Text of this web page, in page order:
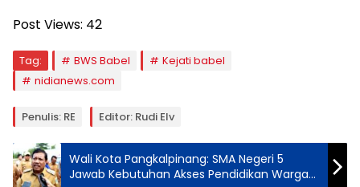
Post Views: 42
Tag: BWS Babel
Kejati babel
nidianews.com
Penulis: RE Editor: Rudi Elv
Wali Kota Pangkalpinang: SMA Negeri 5
Jawab Kebutuhan Akses Pendidikan Warga